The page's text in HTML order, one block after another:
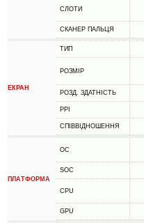
СЛОТИ
СКАНЕР ПАЛЬЦЯ
ЕКРАН
ТИП
РОЗМІР
РОЗД. ЗДАТНІСТЬ
PPI
СПІВВІДНОШЕННЯ
ПЛАТФОРМА
ОС
SOC
CPU
GPU